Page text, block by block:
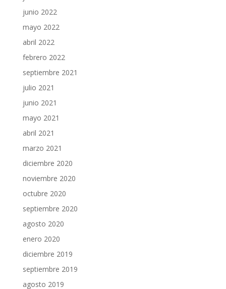
junio 2022
mayo 2022
abril 2022
febrero 2022
septiembre 2021
julio 2021
junio 2021
mayo 2021
abril 2021
marzo 2021
diciembre 2020
noviembre 2020
octubre 2020
septiembre 2020
agosto 2020
enero 2020
diciembre 2019
septiembre 2019
agosto 2019